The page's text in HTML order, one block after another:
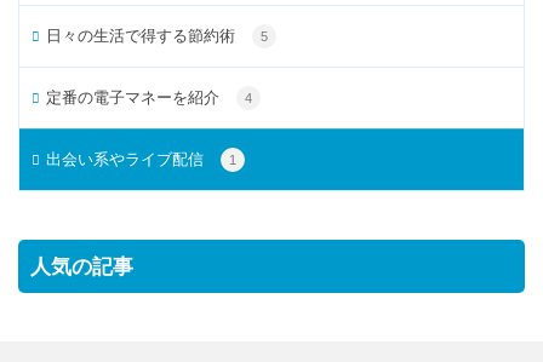
日々の生活で得する節約術 5
定番の電子マネーを紹介 4
出会い系やライブ配信 1
人気の記事